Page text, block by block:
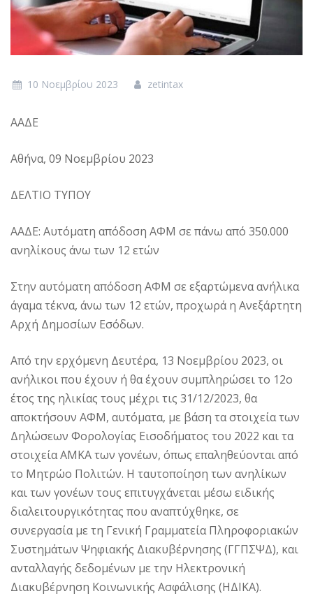
10 Νοεμβρίου 2023 zetintax
ΑΑΔΕ
Αθήνα, 09 Νοεμβρίου 2023
ΔΕΛΤΙΟ ΤΥΠΟΥ
ΑΑΔΕ: Αυτόματη απόδοση ΑΦΜ σε πάνω από 350.000
ανηλίκους άνω των 12 ετών
Στην αυτόματη απόδοση ΑΦΜ σε εξαρτώμενα ανήλικα
άγαμα τέκνα, άνω των 12 ετών, προχωρά η Ανεξάρτητη
Αρχή Δημοσίων Εσόδων.
Από την ερχόμενη Δευτέρα, 13 Νοεμβρίου 2023, οι
ανήλικοι που έχουν ή θα έχουν συμπληρώσει το 12ο
έτος της ηλικίας τους μέχρι τις 31/12/2023, θα
αποκτήσουν ΑΦΜ, αυτόματα, με βάση τα στοιχεία των
Δηλώσεων Φορολογίας Εισοδήματος του 2022 και τα
στοιχεία ΑΜΚΑ των γονέων, όπως επαληθεύονται από
το Μητρώο Πολιτών. Η ταυτοποίηση των ανηλίκων
και των γονέων τους επιτυγχάνεται μέσω ειδικής
διαλειτουργικότητας που αναπτύχθηκε, σε
συνεργασία με τη Γενική Γραμματεία Πληροφοριακών
Συστημάτων Ψηφιακής Διακυβέρνησης (ΓΓΠΣΨΔ), και
ανταλλαγής δεδομένων με την Ηλεκτρονική
Διακυβέρνηση Κοινωνικής Ασφάλισης (ΗΔΙΚΑ).